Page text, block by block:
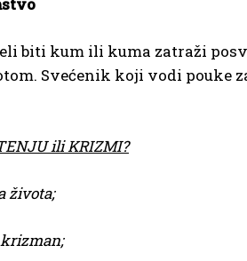
biti kum ili kuma zatraži
Svećenik koji vodi pouke
ili KRIZMI?
života;